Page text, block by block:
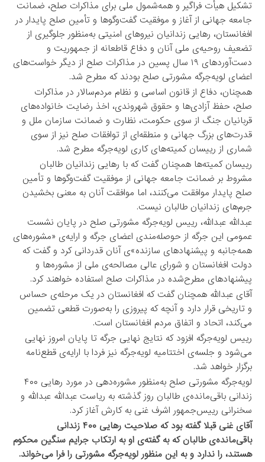
تشکیل هیأت فراگیر و همه‌شمول ملی برای مذاکرات صلح، ضمانت
جامعه جهانی از آغاز و موفقیت گفت‌وگوها و تأمین صلح پایدار در
افغانستان، رهایی زندانیان نیروهای امنیتی به‌منظور جلوگیری از
تضعیف روحیه‌ی ملی آنان و دفاع قاطعانه از جمهوریت و
دست‌آوردهای ۱۹ سال پسین در مذاکرات صلح از دیگر خواست‌های
اعضای لویه‌جرگه مشورتی صلح بودند که مطرح شد.
همچنان، دفاع از قانون اساسی و نظام مردم‌سالار در مذاکرات
صلح، حفظ آزادی‌ها و حقوق شهروندی، اخذ رضایت خانواده‌های
قربانیان جنگ از سوی حکومت، نظارت و ضمانت سازمان ملل و
قدرت‌های بزرگ جهانی و منطقه‌ای از توافقات صلح نیز از سوی
شماری از رییسان کمیته‌های کاری لویه‌جرگه مطرح شد.
رییسان کمیته‌ها همچنان گفت که با رهایی زندانیان طالبان
مشروط بر ضمانت جامعه جهانی از موفقیت گفت‌وگوها و تأمین
صلح پایدار موافقت می‌کنند، اما موافقت آنان به معنی بخشیدن
جرم‌های زندانیان طالبان نیست.
عبدالله عبدالله، رییس لویه‌جرگه مشورتی صلح در پایان نشست
عمومی این جرگه از حوصله‌مندی اعضای جرگه و ارایه‌ی «مشوره‌های
همه‌جانبه و پیشنهادهای سازنده»ی آنان قدردانی کرد و گفت که
دولت افغانستان و شورای عالی مصالحه‌ی ملی از مشوره‌ها و
پیشنهادهای مطرح‌شده در مذاکرات صلح استفاده خواهند کرد.
آقای عبدالله همچنان گفت که افغانستان در یک مرحله‌ی حساس
و تاریخی قرار دارد و آنچه که پیروزی را به‌صورت قطعی تضمین
می‌کند، اتحاد و اتفاق مردم افغانستان است.
رییس لویه‌جرگه افزود که نتایج نهایی جرگه تا پایان امروز نهایی
می‌شود و جلسه‌ی اختتامیه لویه‌جرگه نیز فردا با ارایه‌ی قطع‌نامه
برگزار خواهد شد.
لویه‌جرگه مشورتی صلح به‌منظور مشوره‌دهی در مورد رهایی ۴۰۰
زندانی باقی‌مانده‌ی طالبان روز گذشته به ریاست عبدالله عبدالله و
سخنرانی رییس‌جمهور اشرف غنی به کارش آغاز کرد.
آقای غنی قبلا گفته بود که صلاحیت رهایی ۴۰۰ زندانی
باقی‌مانده‌ی طالبان که به گفته‌ی او به ارتکاب جرایم سنگین محکوم
هستند، را ندارد و به این منظور لویه‌جرگه مشورتی را فرا می‌خواند.